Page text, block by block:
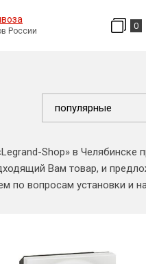
России
0
популярные
Shop» в Челябинске
Вам товар, и
по вопросам установки и